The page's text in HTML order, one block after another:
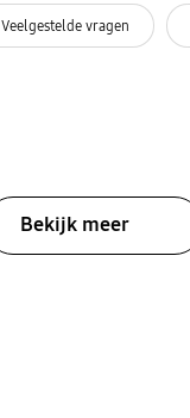
Veelgestelde vragen
Bekijk meer